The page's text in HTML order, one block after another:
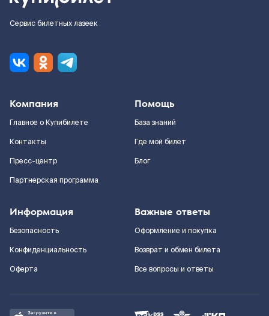
Сервис билетных лазеек
Компания
Главное о Купибилете
Контакты
Пресс-центр
Партнерская программа
Помощь
База знаний
Где мой билет
Блог
Информация
Безопасность
Конфиденциальность
Оферта
Важные ответы
Оформление и покупка
Возврат и обмен билета
Все вопросы и ответы